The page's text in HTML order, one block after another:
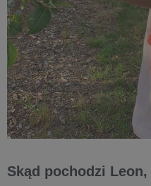
Skąd pochodzi